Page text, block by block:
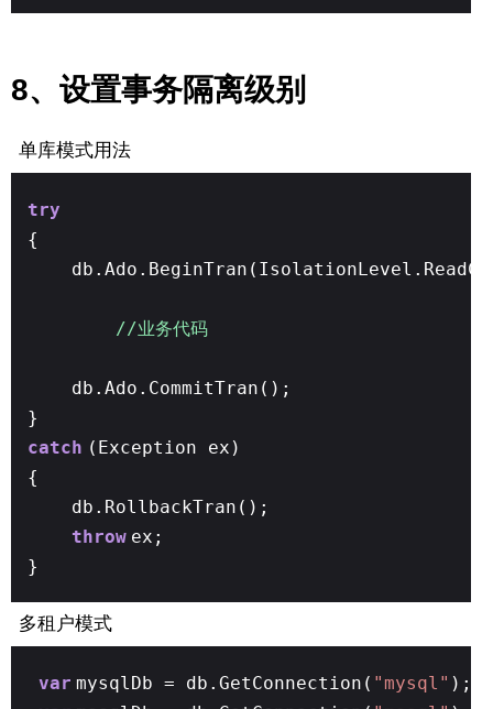
8、设置事务隔离级别
单库模式用法
try
{
//业务代码
db.Ado.CommitTran();
}
catch (Exception ex)
{
db.RollbackTran();
throw ex;
}
多租户模式
var mysqlDb = db.GetConnection( "mysql" );